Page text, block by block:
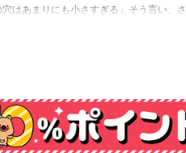
あまりにも小さすぎる」そう言い、